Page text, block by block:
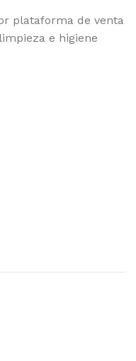
plataforma de venta
e higiene